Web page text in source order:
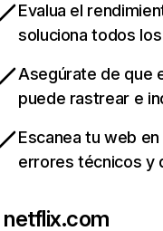
Evalua el
soluciona todos
Asegúrate de que
puede rastrear e
Escanea tu web
errores técnicos y
netflix.com